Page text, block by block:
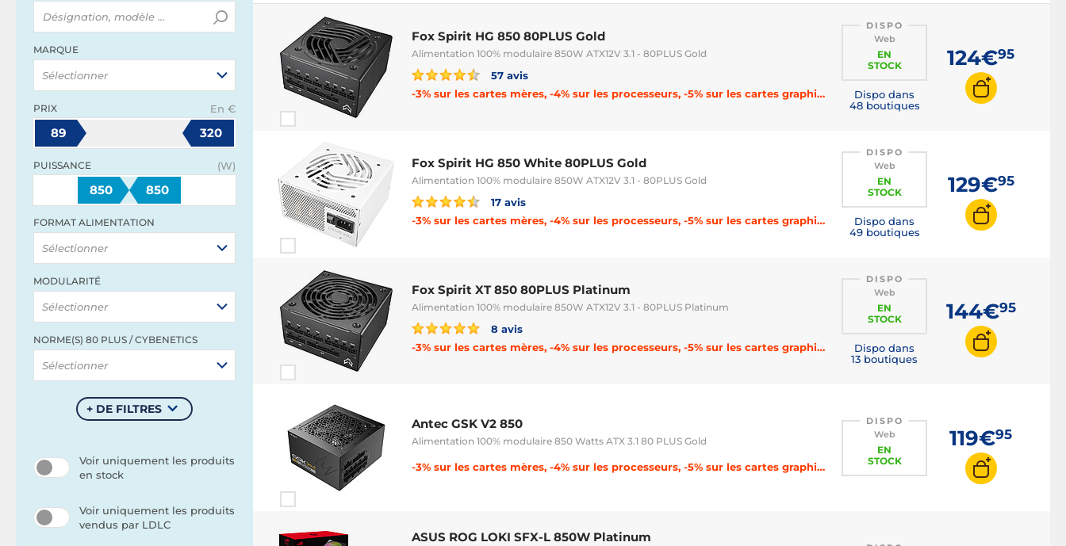
Alimentation 500W
Alimentation 550W
Alimentation 650W
Alimentation 1000W
Alimentation 1200W
Alimentation PC blanche
MARQUE
Sélectionner
PRIX En €
89 320
PUISSANCE (W)
850 850
FORMAT ALIMENTATION
Sélectionner
MODULARITÉ
Sélectionner
NORME(S) 80 PLUS / CYBENETICS
Sélectionner
+ DE FILTRES
Voir uniquement les produits
en stock
Voir uniquement les produits
vendus par LDLC
Fox Spirit HG 850 80PLUS Gold
Alimentation 100% modulaire 850W ATX12V 3.1 - 80PLUS Gold
57 avis
-3% sur les cartes mères, -4% sur les processeurs, -5% sur les cartes graphiques, -6% sur les SSD et HDD, -8% sur la RAM, -10% sur les alimentations, -15% sur le refroidissement avec le code BOOST
DISPO
Web
EN
STOCK
Dispo dans
48 boutiques
124€95
Fox Spirit HG 850 White 80PLUS Gold
Alimentation 100% modulaire 850W ATX12V 3.1 - 80PLUS Gold
17 avis
-3% sur les cartes mères, -4% sur les processeurs, -5% sur les cartes graphiques, -6% sur les SSD et HDD, -8% sur la RAM, -10% sur les alimentations, -15% sur le refroidissement avec le code BOOST
DISPO
Web
EN
STOCK
Dispo dans
49 boutiques
129€95
Fox Spirit XT 850 80PLUS Platinum
Alimentation 100% modulaire 850W ATX12V 3.1 - 80PLUS Platinum
8 avis
-3% sur les cartes mères, -4% sur les processeurs, -5% sur les cartes graphiques, -6% sur les SSD et HDD, -8% sur la RAM, -10% sur les alimentations, -15% sur le refroidissement avec le code BOOST
DISPO
Web
EN
STOCK
Dispo dans
13 boutiques
144€95
Antec GSK V2 850
Alimentation 100% modulaire 850 Watts ATX 3.1 80 PLUS Gold
-3% sur les cartes mères, -4% sur les processeurs, -5% sur les cartes graphiques, -6% sur les SSD et HDD, -8% sur la RAM, -10% sur les alimentations, -15% sur le refroidissement avec le code BOOST
DISPO
Web
EN
STOCK
119€95
ASUS ROG LOKI SFX-L 850W Platinum